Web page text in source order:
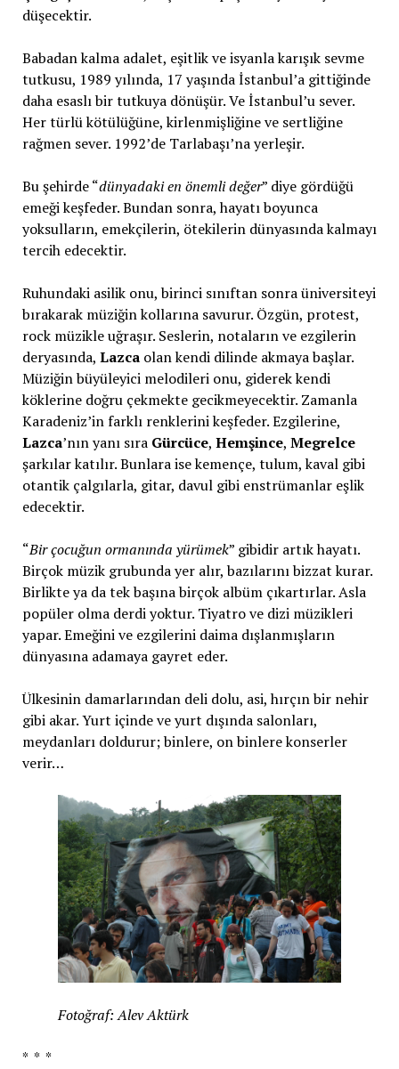
düşecektir.
Babadan kalma adalet, eşitlik ve isyanla karışık sevme
tutkusu, 1989 yılında, 17 yaşında İstanbul’a gittiğinde
daha esaslı bir tutkuya dönüşür. Ve İstanbul’u sever.
Her türlü kötülüğüne, kirlenmişliğine ve sertliğine
rağmen sever. 1992’de Tarlabaşı’na yerleşir.
Bu şehirde “dünyadaki en önemli değer” diye gördüğü
emeği keşfeder. Bundan sonra, hayatı boyunca
yoksulların, emekçilerin, ötekilerin dünyasında kalmayı
tercih edecektir.
Ruhundaki asilik onu, birinci sınıftan sonra üniversiteyi
bırakarak müziğin kollarına savurur. Özgün, protest,
rock müzikle uğraşır. Seslerin, notaların ve ezgilerin
deryasında, Lazcaolan kendi dilinde akmaya başlar.
Müziğin büyüleyici melodileri onu, giderek kendi
köklerine doğru çekmekte gecikmeyecektir. Zamanla
Karadeniz’in farklı renklerini keşfeder. Ezgilerine,
Lazca’nın yanı sıra Gürcüce, Hemşince, Megrelce
şarkılar katılır. Bunlara ise kemençe, tulum, kaval gibi
otantik çalgılarla, gitar, davul gibi enstrümanlar eşlik
edecektir.
“Bir çocuğun ormanında yürümek” gibidir artık hayatı.
Birçok müzik grubunda yer alır, bazılarını bizzat kurar.
Birlikte ya da tek başına birçok albüm çıkartırlar. Asla
popüler olma derdi yoktur. Tiyatro ve dizi müzikleri
yapar. Emeğini ve ezgilerini daima dışlanmışların
dünyasına adamaya gayret eder.
Ülkesinin damarlarından deli dolu, asi, hırçın bir nehir
gibi akar. Yurt içinde ve yurt dışında salonları,
meydanları doldurur; binlere, on binlere konserler
verir…
Fotoğraf: Alev Aktürk
* * *